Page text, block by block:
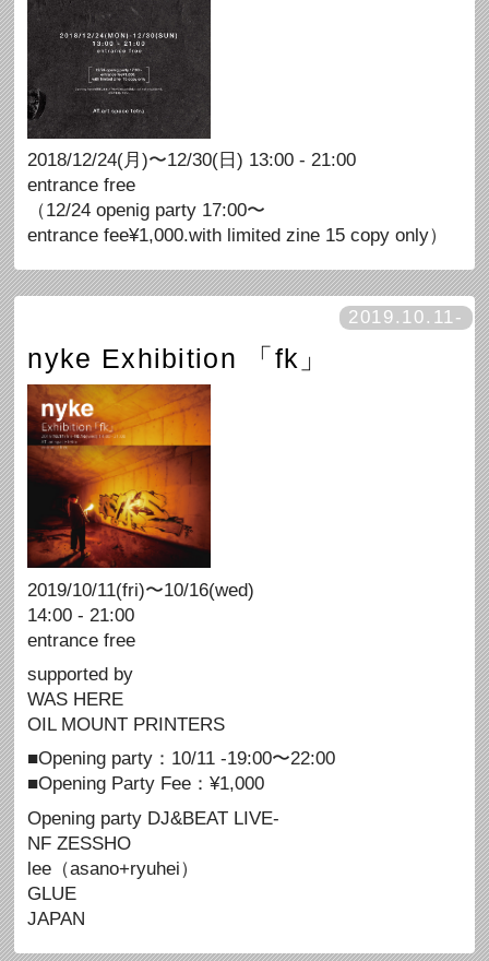
2018/12/24(月)〜12/30(日) 13:00 - 21:00
entrance free
（12/24 openig party 17:00〜
entrance fee¥1,000.with limited zine 15 copy only）
2019.10.11-
nyke Exhibition 「fk」
2019/10/11(fri)〜10/16(wed)
14:00 - 21:00
entrance free
supported by
WAS HERE
OIL MOUNT PRINTERS
■Opening party：10/11 -19:00〜22:00
■Opening Party Fee：¥1,000
Opening party DJ&BEAT LIVE-
NF ZESSHO
lee（asano+ryuhei）
GLUE
JAPAN